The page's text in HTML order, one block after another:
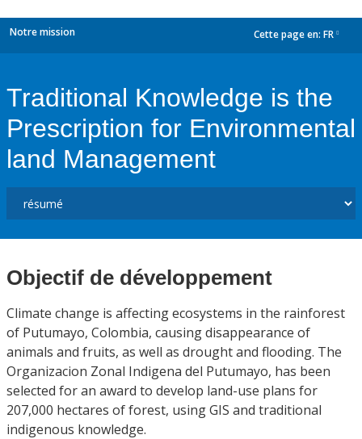
Notre mission Cette page en: FR
Traditional Knowledge is the
Prescription for Environmental
land Management
Objectif de développement
Climate change is affecting ecosystems in the rainforest
of Putumayo, Colombia, causing disappearance of
animals and fruits, as well as drought and flooding. The
Organizacion Zonal Indigena del Putumayo, has been
selected for an award to develop land-use plans for
207,000 hectares of forest, using GIS and traditional
indigenous knowledge.